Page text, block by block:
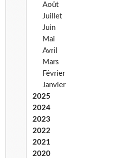
Août
Juillet
Juin
Mai
Avril
Mars
Février
Janvier
2025
2024
2023
2022
2021
2020